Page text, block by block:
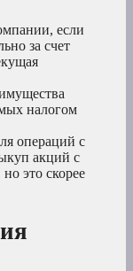
если
за счет
налогом
операций с
акций с
это скорее